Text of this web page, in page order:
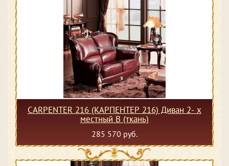
CARPENTER 216 (КАРПЕНТЕР 216) Диван 2- х
местный В (ткань)
285 570 руб.